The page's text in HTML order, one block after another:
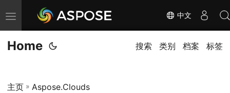
切
换
导
中文
Home 搜索 类别 档案 标签
主页 » Aspose.Clouds